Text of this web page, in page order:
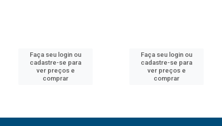
Faça seu login ou
cadastre-se para
ver preços e
comprar
Faça seu login ou
cadastre-se para
ver preços e
comprar